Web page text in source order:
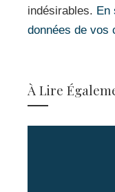
indésirables. En
données de vos
À Lire